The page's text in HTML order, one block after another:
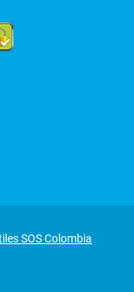
SOS Colombia